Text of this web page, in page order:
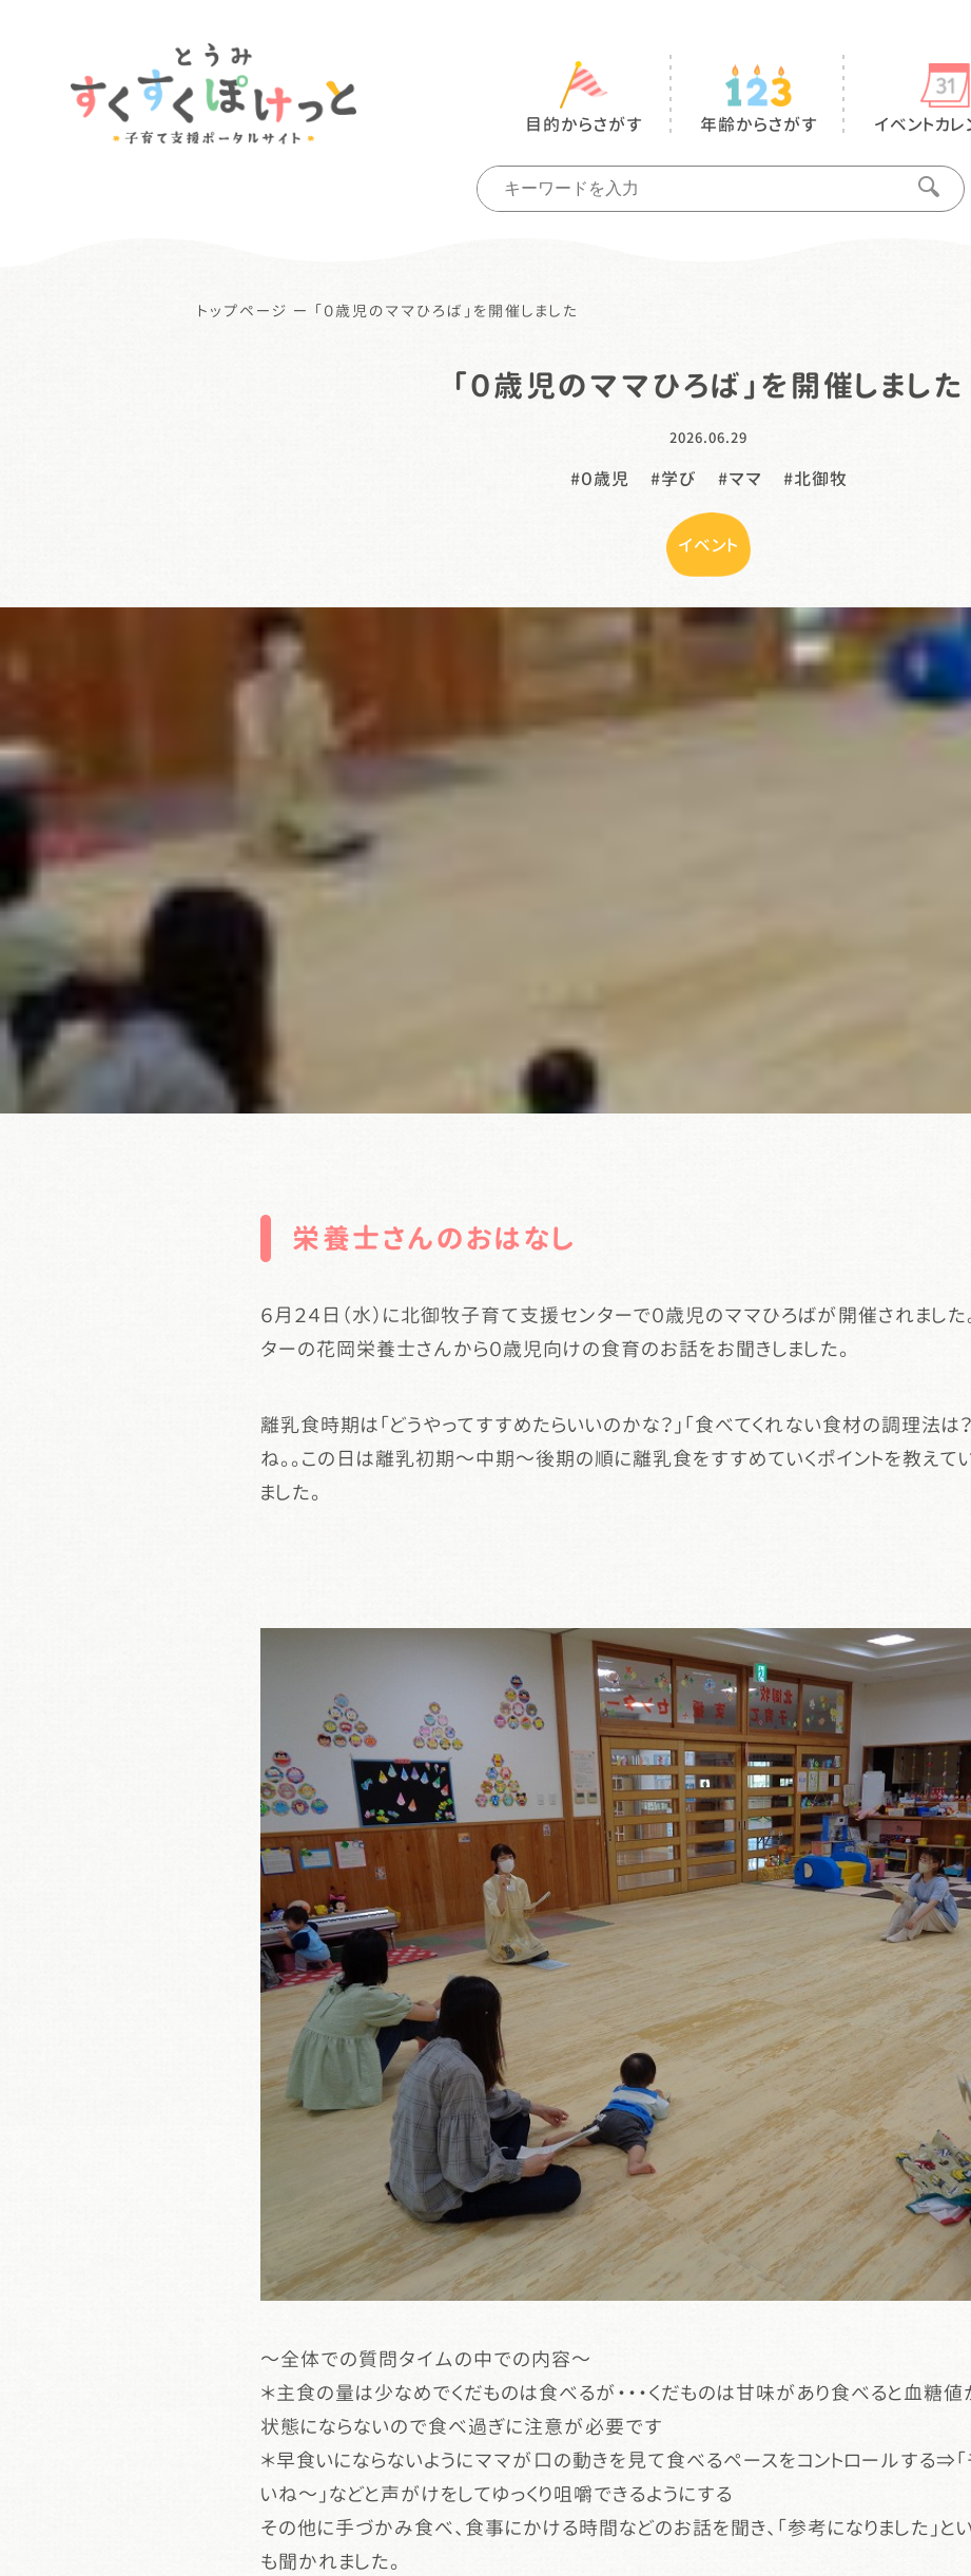
目的からさがす 年齢からさがす イベントカ
トップページ ー 「０歳児のママひろば」を開催しました
「０歳児のママひろば」を開催しました
2026.06.29
０歳児 学び ママ 北御牧
イベント
栄養士さんのおはなし
６月２４日（水）に北御牧子育て支援センターで０歳児のママひろばが開催されまし
ターの花岡栄養士さんから０歳児向けの食育のお話をお聞きしました。
離乳食時期は「どうやってすすめたらいいのかな？」「食べてくれない食材の調理法は
ね。。この日は離乳初期～中期～後期の順に離乳食をすすめていくポイントを教えて
ました。
～全体での質問タイムの中での内容～
＊主食の量は少なめでくだものは食べるが・・・くだものは甘味があり食べると血糖
状態にならないので食べ過ぎに注意が必要です
＊早食いにならないようにママが口の動きを見て食べるペースをコントロールする⇒
いね～」などと声がけをしてゆっくり咀嚼できるようにする
その他に手づかみ食べ、食事にかける時間などのお話を聞き、「参考になりました」と
も聞かれました。